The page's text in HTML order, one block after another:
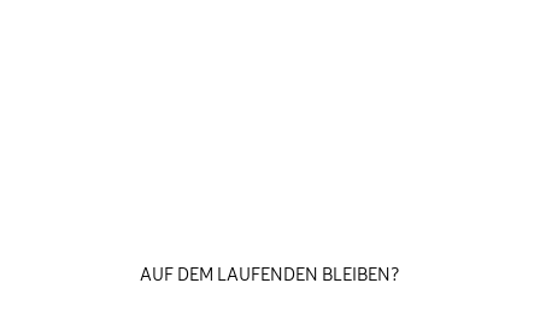
AUF DEM LAUFENDEN BLEIBEN?